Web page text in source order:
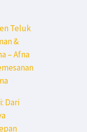
Teluk
&
– Afna
Dari